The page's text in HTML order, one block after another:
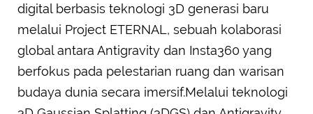
digital berbasis teknologi 3D generasi baru
melalui Project ETERNAL, sebuah kolaborasi
global antara Antigravity dan Insta360 yang
berfokus pada pelestarian ruang dan warisan
budaya dunia secara imersif.Melalui teknologi